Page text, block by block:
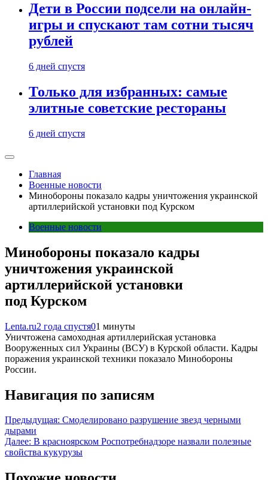
Дети в России подсели на онлайн-
игры и спускают там сотни тысяч
рублей
6 дней спустя
Только для избранных: самые
элитные советские рестораны
6 дней спустя
Главная
Военные новости
Минобороны показало кадры уничтожения украинской
артиллерийской установки под Курском
Военные новости
Минобороны показало кадры
уничтожения украинской
артиллерийской установки
под Курском
Lenta.ru2 года спустя01 минуты
Уничтожена самоходная артиллерийская установка
Вооруженных сил Украины (ВСУ) в Курской области. Кадры
поражения украинской техники показало Минобороны
России.
Навигация по записям
Предыдущая: Смоделировано разрушение звезд черными
дырами
Далее: В красноярском Роспотребнадзоре назвали полезные
свойства кукурузы